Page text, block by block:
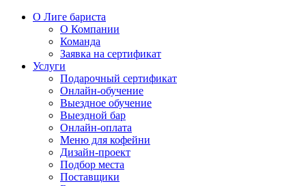
О Лиге бариста
О Компании
Команда
Заявка на сертификат
Услуги
Подарочный сертификат
Онлайн-обучение
Выездное обучение
Выездной бар
Онлайн-оплата
Меню для кофейни
Дизайн-проект
Подбор места
Поставщики